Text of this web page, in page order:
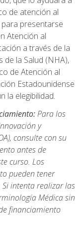
de atención al
presentarse
Atención al
a través de la
la Salud (NHA),
de Atención al
Estadounidense
la elegibilidad.
Para los
y
consulte con su
antes de
curso. Los
pueden tener
Si intenta realizar las
Médica sin
financiamiento